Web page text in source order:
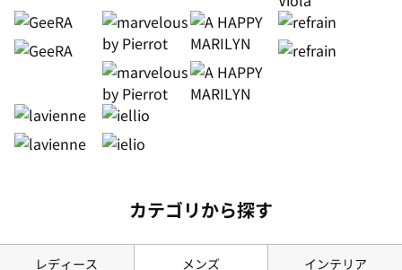
カテゴリから探す
レディース メンズ インテリア